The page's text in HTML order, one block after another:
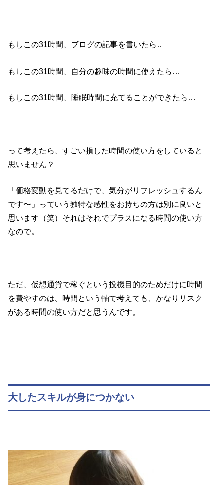
もしこの31時間、ブログの記事を書いたら…
もしこの31時間、自分の趣味の時間に使えたら…
もしこの31時間、睡眠時間に充てることができたら…
って考えたら、すごい損した時間の使い方をしていると
思いません？
「価格変動を見てるだけで、気分がリフレッシュするん
です〜」っていう独特な感性をお持ちの方は別に良いと
思います（笑）それはそれでプラスになる時間の使い方
なので。
ただ、仮想通貨で稼ぐという投機目的のためだけに時間
を費やすのは、時間という軸で考えても、かなりリスク
がある時間の使い方だと思うんです。
大したスキルが身につかない